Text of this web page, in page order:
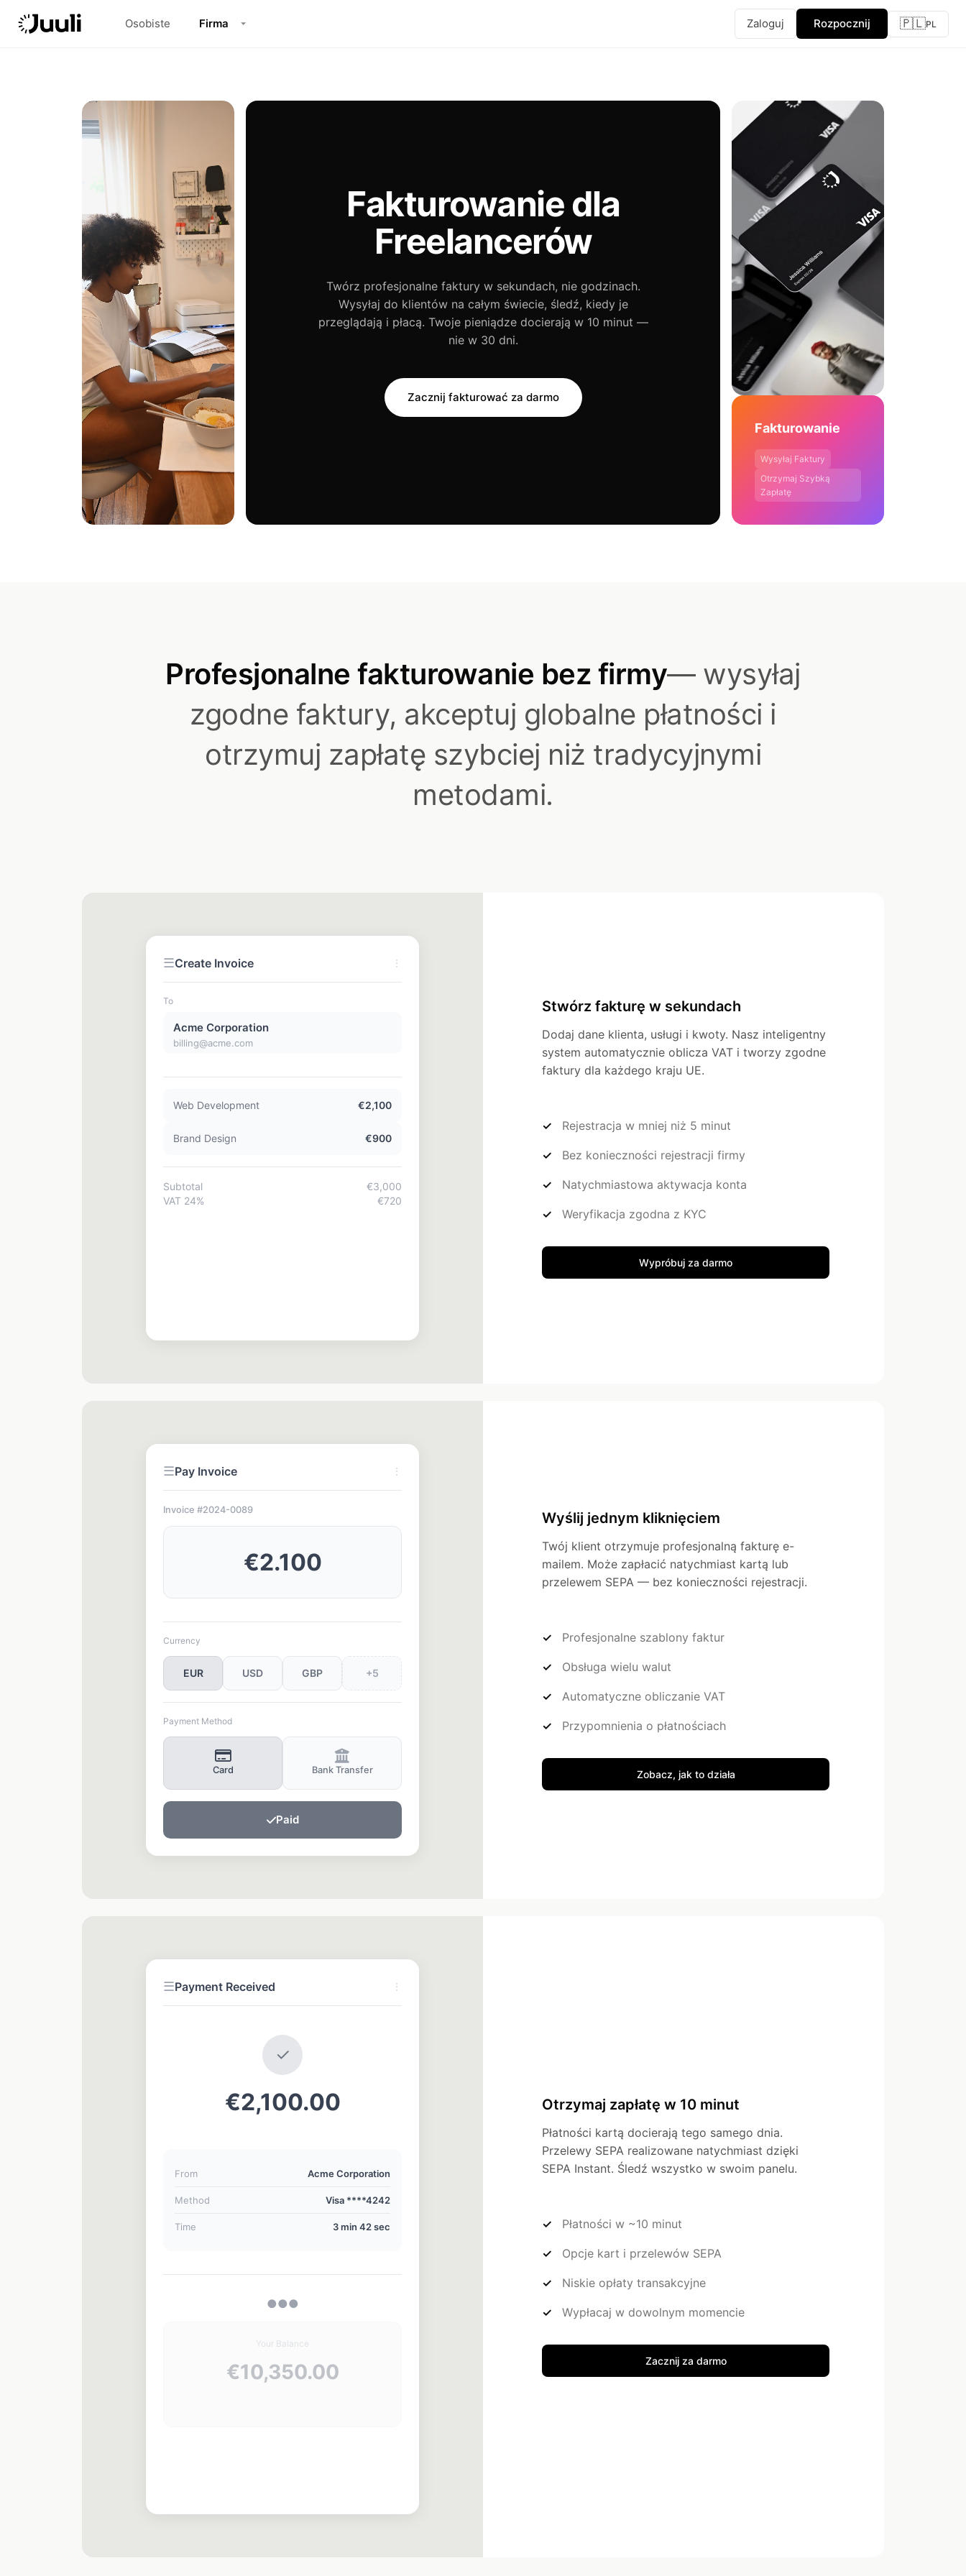
Osobiste Firma Zaloguj Rozpocznij 🇵🇱PL
Fakturowanie dla
Freelancerów
Twórz profesjonalne faktury w sekundach, nie godzinach.
Wysyłaj do klientów na całym świecie, śledź, kiedy je
przeglądają i płacą. Twoje pieniądze docierają w 10 minut —
nie w 30 dni.
Zacznij fakturować za darmo
Fakturowanie
Wysyłaj Faktury
Otrzymaj Szybką
Zapłatę
Profesjonalne fakturowanie bez firmy— wysyłaj
zgodne faktury, akceptuj globalne płatności i
otrzymuj zapłatę szybciej niż tradycyjnymi
metodami.
☰Create Invoice ⋮
To
Acme Corporation
billing@acme.com
Web Development €2,100
Brand Design €900
Subtotal
€3,000
VAT 24%
€720
Stwórz fakturę w sekundach
Dodaj dane klienta, usługi i kwoty. Nasz inteligentny
system automatycznie oblicza VAT i tworzy zgodne
faktury dla każdego kraju UE.
Rejestracja w mniej niż 5 minut
Bez konieczności rejestracji firmy
Natychmiastowa aktywacja konta
Weryfikacja zgodna z KYC
Wypróbuj za darmo
☰Pay Invoice ⋮
Invoice #2024-0089
EUR USD GBP +5
Wyślij jednym kliknięciem
Twój klient otrzymuje profesjonalną fakturę e-
mailem. Może zapłacić natychmiast kartą lub
przelewem SEPA — bez konieczności rejestracji.
Profesjonalne szablony faktur
Obsługa wielu walut
Automatyczne obliczanie VAT
Przypomnienia o płatnościach
Zobacz, jak to działa
☰Payment Received ⋮
✓
€2,100.00
From Acme Corporation
Method Visa ****4242
Time 3 min 42 sec
●●●
Your Balance
€12,450.00
Otrzymaj zapłatę w 10 minut
Płatności kartą docierają tego samego dnia.
Przelewy SEPA realizowane natychmiast dzięki
SEPA Instant. Śledź wszystko w swoim panelu.
Płatności w ~10 minut
Opcje kart i przelewów SEPA
Niskie opłaty transakcyjne
Wypłacaj w dowolnym momencie
Zacznij za darmo